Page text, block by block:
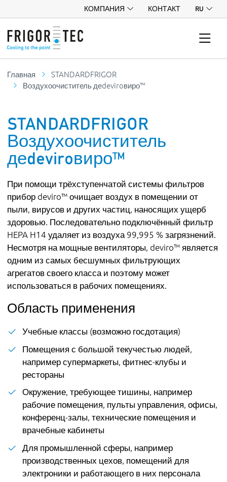
КОМПАНИЯ КОНТАКТ RU
Главная
STANDARDFRIGOR
Воздухоочиститель деdeviroвиро™
STANDARDFRIGOR
Воздухоочиститель
деdeviroвиро™
При помощи трёхступенчатой системы фильтров
прибор deviro™ очищает воздух в помещении от
пыли, вирусов и других частиц, наносящих ущерб
здоровью. Последовательно подключённый фильтр
HEPA H14 удаляет из воздуха 99,995 % загрязнений.
Несмотря на мощные вентиляторы, deviro™ является
одним из самых бесшумных фильтрующих
агрегатов своего класса и поэтому может
использоваться в рабочих помещениях.
Область применения
Учебные классы (возможно госдотация)
Помещения с большой текучестью людей,
например супермаркеты, фитнес-клубы и
рестораны
Окружение, требующее тишины, например
рабочие помещения, пульты управления, офисы,
конференц-залы, технические помещения и
врачебные кабинеты
Для промышленной сферы, например
производственных цехов, помещений для
электроники и работающего в них персонала